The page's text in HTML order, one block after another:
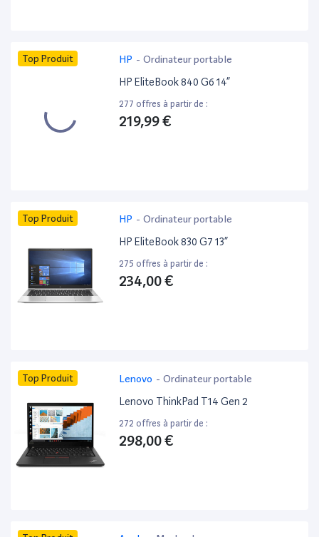
Top Produit HP - Ordinateur portable
HP EliteBook 840 G6 14”
277 offres à partir de :
219,99 €
Top Produit HP - Ordinateur portable
HP EliteBook 830 G7 13”
275 offres à partir de :
234,00 €
Top Produit Lenovo - Ordinateur portable
Lenovo ThinkPad T14 Gen 2
272 offres à partir de :
298,00 €